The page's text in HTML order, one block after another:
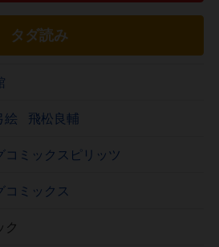
タダ読み
絵 飛松良輔
コミックスピリッツ
コミックス
ク